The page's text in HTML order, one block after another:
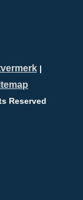
|
Reserved